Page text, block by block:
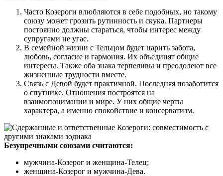
Часто Козероги влюбляются в себе подобных, но такому
союзу может грозить рутинность и скука. Партнеры
постоянно должны стараться, чтобы интерес между
супругами не угас.
В семейной жизни с Тельцом будет царить забота,
любовь, согласие и гармония. Их объединят общие
интересы. Также оба знака терпеливы и преодолеют все
жизненные трудности вместе.
Связь с Девой будет практичной. Последняя позаботится
о спутнике. Отношения построятся на
взаимопонимании и мире. У них общие черты
характера, а именно спокойствие и консерватизм.
Безупречными союзами считаются:
мужчина-Козерог и женщина-Телец;
женщина-Козерог и мужчина-Дева.